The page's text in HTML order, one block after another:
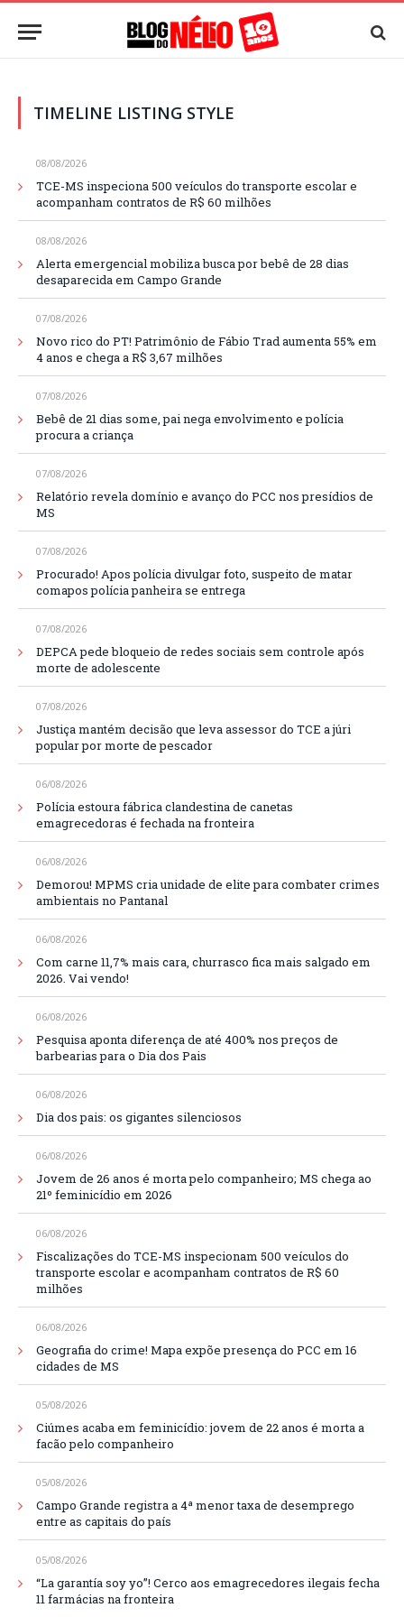
TIMELINE LISTING STYLE
08/08/2026
TCE-MS inspeciona 500 veículos do transporte escolar e
acompanham contratos de R$ 60 milhões
08/08/2026
Alerta emergencial mobiliza busca por bebê de 28 dias
desaparecida em Campo Grande
07/08/2026
Novo rico do PT! Patrimônio de Fábio Trad aumenta 55% em
4 anos e chega a R$ 3,67 milhões
07/08/2026
Bebê de 21 dias some, pai nega envolvimento e polícia
procura a criança
07/08/2026
Relatório revela domínio e avanço do PCC nos presídios de
MS
07/08/2026
Procurado! Apos polícia divulgar foto, suspeito de matar
comapos polícia panheira se entrega
07/08/2026
DEPCA pede bloqueio de redes sociais sem controle após
morte de adolescente
07/08/2026
Justiça mantém decisão que leva assessor do TCE a júri
popular por morte de pescador
06/08/2026
Polícia estoura fábrica clandestina de canetas
emagrecedoras é fechada na fronteira
06/08/2026
Demorou! MPMS cria unidade de elite para combater crimes
ambientais no Pantanal
06/08/2026
Com carne 11,7% mais cara, churrasco fica mais salgado em
2026. Vai vendo!
06/08/2026
Pesquisa aponta diferença de até 400% nos preços de
barbearias para o Dia dos Pais
06/08/2026
Dia dos pais: os gigantes silenciosos
06/08/2026
Jovem de 26 anos é morta pelo companheiro; MS chega ao
21º feminicídio em 2026
06/08/2026
Fiscalizações do TCE-MS inspecionam 500 veículos do
transporte escolar e acompanham contratos de R$ 60
milhões
06/08/2026
Geografia do crime! Mapa expõe presença do PCC em 16
cidades de MS
05/08/2026
Ciúmes acaba em feminicídio: jovem de 22 anos é morta a
facão pelo companheiro
05/08/2026
Campo Grande registra a 4ª menor taxa de desemprego
entre as capitais do país
05/08/2026
“La garantía soy yo”! Cerco aos emagrecedores ilegais fecha
11 farmácias na fronteira